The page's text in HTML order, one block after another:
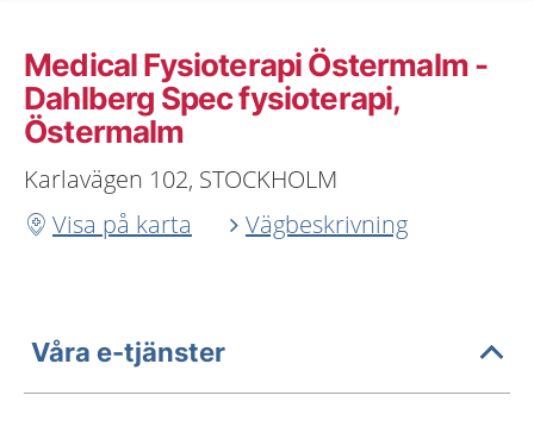
Medical Fysioterapi Östermalm -
Dahlberg Spec fysioterapi,
Östermalm
Karlavägen 102, STOCKHOLM
Visa på karta
Vägbeskrivning
Våra e-tjänster